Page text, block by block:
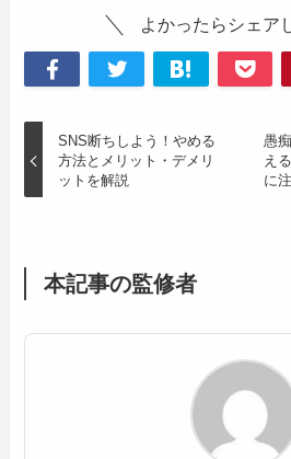
よかったらシェア
SNS断ちしよう！やめる
方法とメリット・デメリ
ットを解説
愚
え
に
本記事の監修者